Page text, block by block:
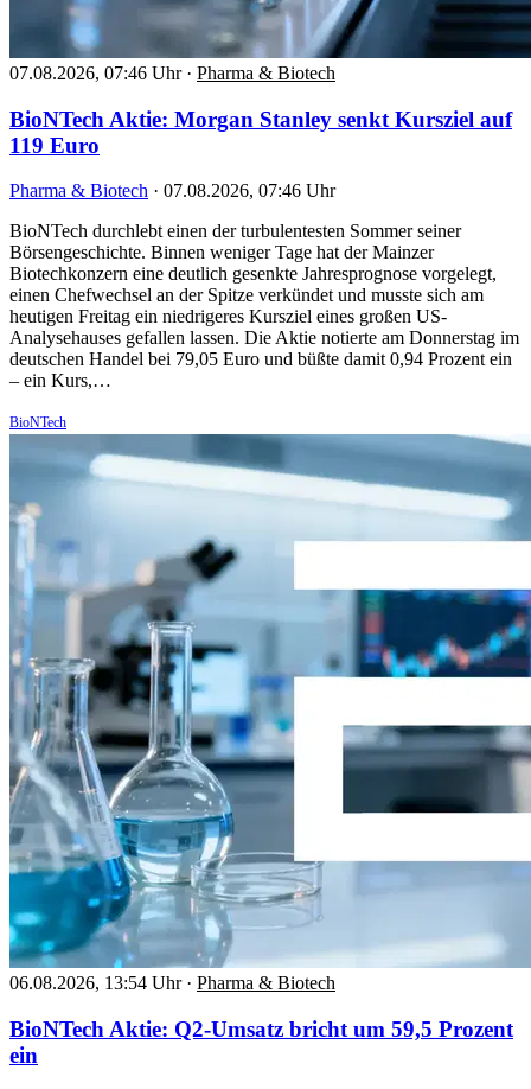
07.08.2026, 07:46 Uhr · Pharma & Biotech
BioNTech Aktie: Morgan Stanley senkt Kursziel auf
119 Euro
Pharma & Biotech · 07.08.2026, 07:46 Uhr
BioNTech durchlebt einen der turbulentesten Sommer seiner
Börsengeschichte. Binnen weniger Tage hat der Mainzer
Biotechkonzern eine deutlich gesenkte Jahresprognose vorgelegt,
einen Chefwechsel an der Spitze verkündet und musste sich am
heutigen Freitag ein niedrigeres Kursziel eines großen US-
Analysehauses gefallen lassen. Die Aktie notierte am Donnerstag im
deutschen Handel bei 79,05 Euro und büßte damit 0,94 Prozent ein
– ein Kurs,…
BioNTech
06.08.2026, 13:54 Uhr · Pharma & Biotech
BioNTech Aktie: Q2-Umsatz bricht um 59,5 Prozent
ein